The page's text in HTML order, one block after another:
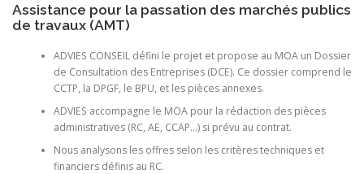
Assistance pour la passation des marchés publics
de travaux (AMT)
ADVIES CONSEIL défini le projet et propose au MOA un Dossier
de Consultation des Entreprises (DCE). Ce dossier comprend le
CCTP, la DPGF, le BPU, et les pièces annexes.
ADVIES accompagne le MOA pour la rédaction des pièces
administratives (RC, AE, CCAP…) si prévu au contrat.
Nous analysons les offres selon les critères techniques et
financiers définis au RC.